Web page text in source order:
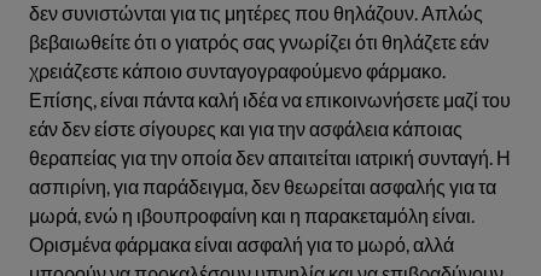
δεν συνιστώνται για τις μητέρες που θηλάζουν. Απλώς
βεβαιωθείτε ότι ο γιατρός σας γνωρίζει ότι θηλάζετε εάν
χρειάζεστε κάποιο συνταγογραφούμενο φάρμακο.
Επίσης, είναι πάντα καλή ιδέα να επικοινωνήσετε μαζί του
εάν δεν είστε σίγουρες και για την ασφάλεια κάποιας
θεραπείας για την οποία δεν απαιτείται ιατρική συνταγή. Η
ασπιρίνη, για παράδειγμα, δεν θεωρείται ασφαλής για τα
μωρά, ενώ η ιβουπροφαίνη και η παρακεταμόλη είναι.
Ορισμένα φάρμακα είναι ασφαλή για το μωρό, αλλά